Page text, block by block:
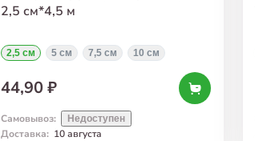
2,5 см*4,5 м
2,5 см 5 см 7,5 см 10 см
44,90 ₽
Самовывоз: Недоступен
Доставка: 10 августа